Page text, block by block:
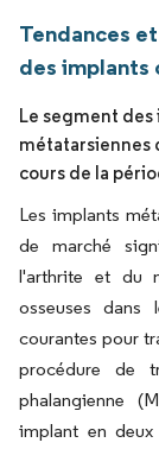
Tendances
des implants
Le segment
métatarsiennes
cours de la
Les implants
de marché
l'arthrite et du
osseuses dans
courantes pour
procédure de
phalangienne
implant en